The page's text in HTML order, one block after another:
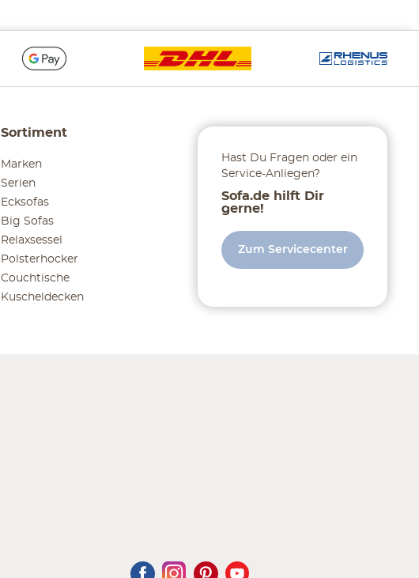
Sortiment
Marken
Serien
Ecksofas
Big Sofas
Relaxsessel
Polsterhocker
Couchtische
Kuscheldecken
Hast Du Fragen oder ein
Service-Anliegen?
Sofa.de hilft Dir
gerne!
Zum Servicecenter